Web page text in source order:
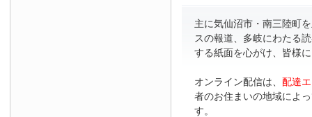
主に気仙沼市・南三陸町
スの報道、多岐にわたる
する紙面を心がけ、皆様
オンライン配信は、 配達
者のお住まいの地域によ
す。